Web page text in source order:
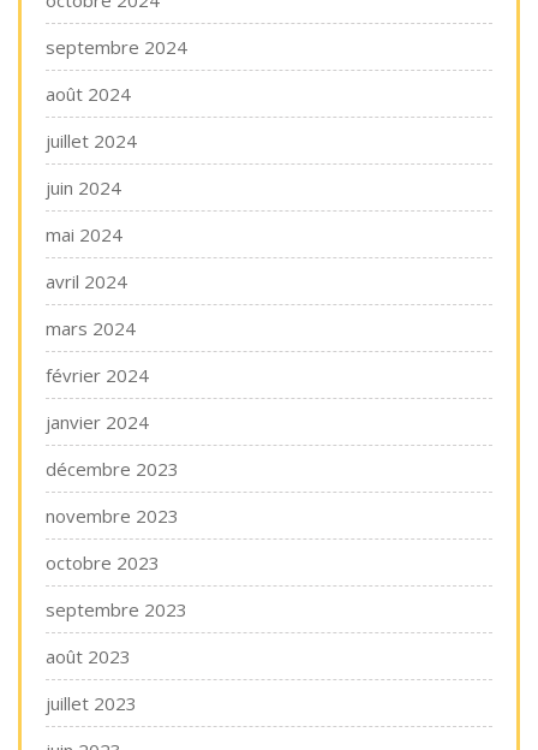
septembre 2024
août 2024
juillet 2024
juin 2024
mai 2024
avril 2024
mars 2024
février 2024
janvier 2024
décembre 2023
novembre 2023
octobre 2023
septembre 2023
août 2023
juillet 2023